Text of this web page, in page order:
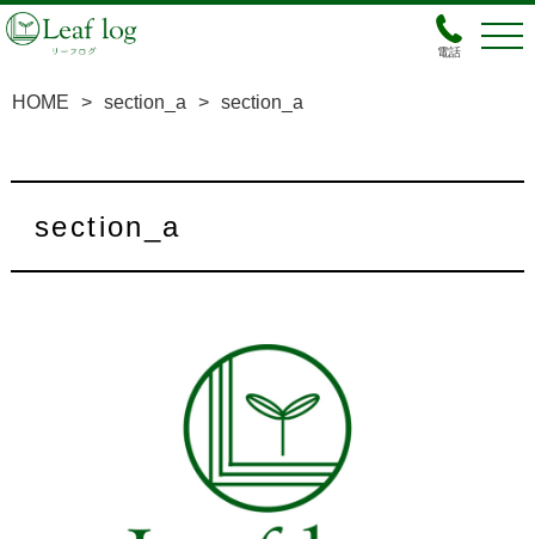
電話
HOME > section_a > section_a
section_a